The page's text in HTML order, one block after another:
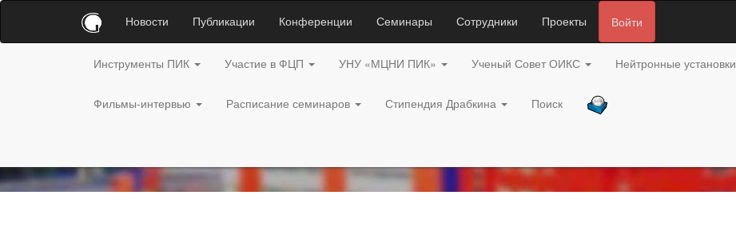
Новости Публикации Конференции Семинары Сотрудники Проекты Войти
Инструменты ПИК Участие в ФЦП УНУ «МЦНИ ПИК» Ученый Совет ОИКС Нейтронные установки
Фильмы-интервью Расписание семинаров Стипендия Драбкина Поиск